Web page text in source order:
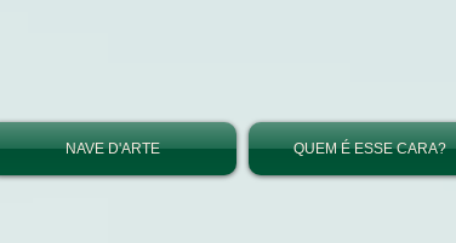
NAVE D'ARTE QUEM É ESSE CARA?